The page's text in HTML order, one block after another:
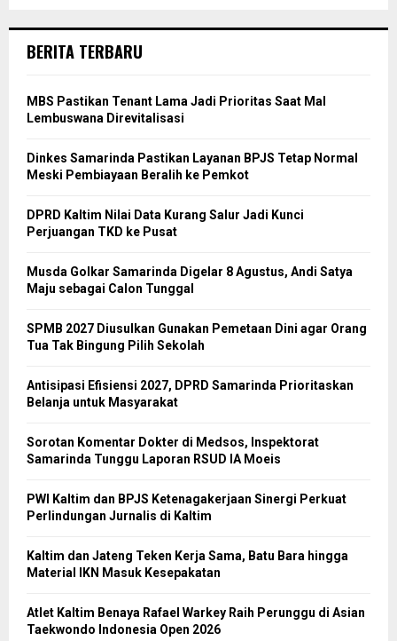
BERITA TERBARU
MBS Pastikan Tenant Lama Jadi Prioritas Saat Mal
Lembuswana Direvitalisasi
Dinkes Samarinda Pastikan Layanan BPJS Tetap Normal
Meski Pembiayaan Beralih ke Pemkot
DPRD Kaltim Nilai Data Kurang Salur Jadi Kunci
Perjuangan TKD ke Pusat
Musda Golkar Samarinda Digelar 8 Agustus, Andi Satya
Maju sebagai Calon Tunggal
SPMB 2027 Diusulkan Gunakan Pemetaan Dini agar Orang
Tua Tak Bingung Pilih Sekolah
Antisipasi Efisiensi 2027, DPRD Samarinda Prioritaskan
Belanja untuk Masyarakat
Sorotan Komentar Dokter di Medsos, Inspektorat
Samarinda Tunggu Laporan RSUD IA Moeis
PWI Kaltim dan BPJS Ketenagakerjaan Sinergi Perkuat
Perlindungan Jurnalis di Kaltim
Kaltim dan Jateng Teken Kerja Sama, Batu Bara hingga
Material IKN Masuk Kesepakatan
Atlet Kaltim Benaya Rafael Warkey Raih Perunggu di Asian
Taekwondo Indonesia Open 2026